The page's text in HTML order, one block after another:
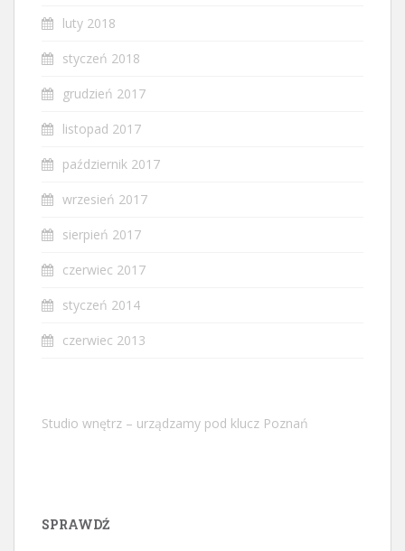
luty 2018
styczeń 2018
grudzień 2017
listopad 2017
październik 2017
wrzesień 2017
sierpień 2017
czerwiec 2017
styczeń 2014
czerwiec 2013
Studio wnętrz – urządzamy pod klucz Poznań
SPRAWDŹ